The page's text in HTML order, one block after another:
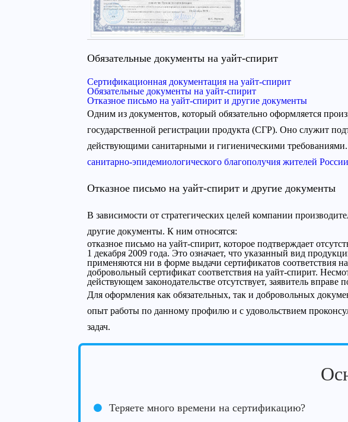
Обязательные документы на уайт-спирит
Сертификационная документация на уайт-спирит
Обязательные документы на уайт-спирит
Отказное письмо на уайт-спирит и другие документы
Одним из документов, который обязательно оформляется
государственной регистрации продукта (СГР). Оно служит
действующими санитарными и гигиеническими
санитарно-эпидемиологического благополучия жителей России
Отказное письмо на уайт-спирит и другие документы
В зависимости от стратегических целей компании
другие документы. К ним относятся:
отказное письмо на уайт-спирит, которое подтверждает
1 декабря 2009 года. Это означает, что указанный вид
применяются ни в форме выдачи сертификатов соответствия
добровольный сертификат соответствия на уайт-спирит.
действующем законодательстве отсутствует, заявитель
Для оформления как обязательных, так и добровольных
опыт работы по данному профилю и с удовольствием
задач.
Теряете много времени на сертификацию?